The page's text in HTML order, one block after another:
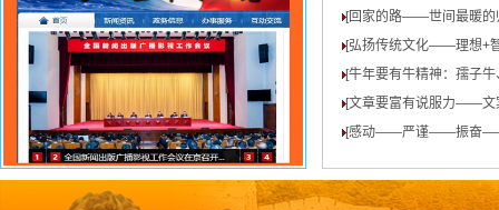
[回家的路——世间最暖的
[弘扬传统文化——理想+
[牛年要有牛精神：孺子
[文章要富有说服力——文
[感动——严谨——振奋